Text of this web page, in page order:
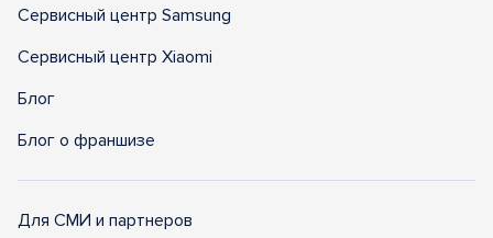
Сервисный центр Samsung
Сервисный центр Xiaomi
Блог
Блог о франшизе
Для СМИ и партнеров